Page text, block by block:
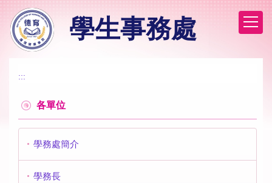
到
主
學生事務處
:::
各單位
學務處簡介
學務長